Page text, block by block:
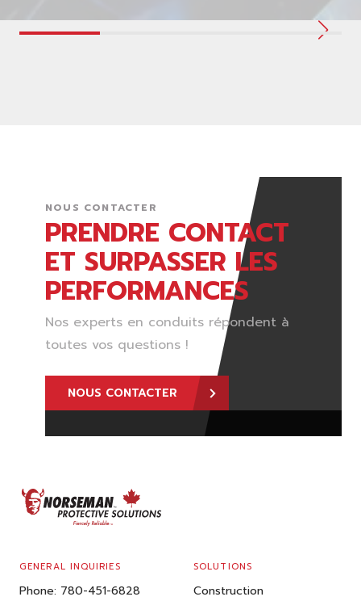
NOUS CONTACTER
PRENDRE CONTACT
ET SURPASSER LES
PERFORMANCES
Nos experts en conduits répondent à
toutes vos questions !
NOUS CONTACTER
FOOTER
GENERAL INQUIRIES
Phone: 780-451-6828
SOLUTIONS
Construction